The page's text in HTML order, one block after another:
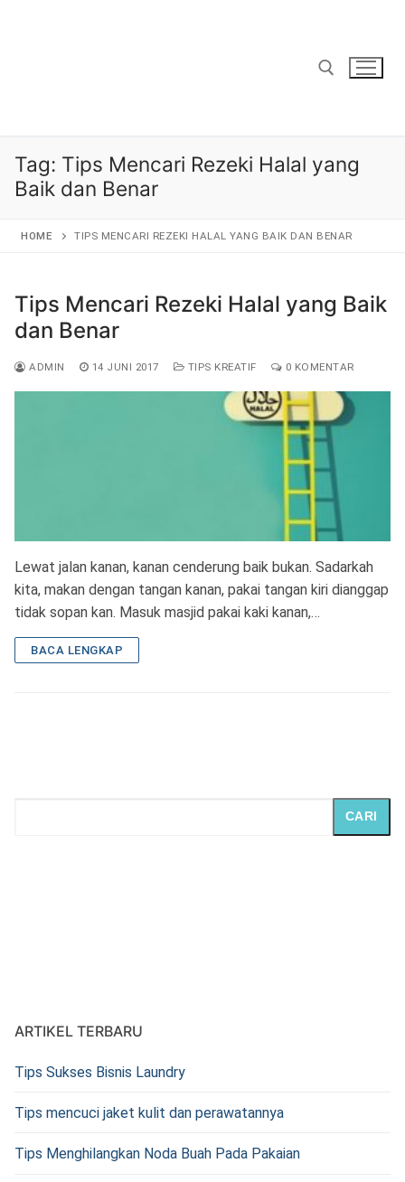
Tag: Tips Mencari Rezeki Halal yang
Baik dan Benar
HOME TIPS MENCARI REZEKI HALAL YANG BAIK DAN BENAR
Tips Mencari Rezeki Halal yang Baik
dan Benar
ADMIN 14 JUNI 2017 TIPS KREATIF 0 KOMENTAR
Lewat jalan kanan, kanan cenderung baik bukan. Sadarkah
kita, makan dengan tangan kanan, pakai tangan kiri dianggap
tidak sopan kan. Masuk masjid pakai kaki kanan,…
BACA LENGKAP
CARI
ARTIKEL TERBARU
Tips Sukses Bisnis Laundry
Tips mencuci jaket kulit dan perawatannya
Tips Menghilangkan Noda Buah Pada Pakaian